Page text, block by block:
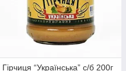
Гірчиця “Українська” с/б 200г